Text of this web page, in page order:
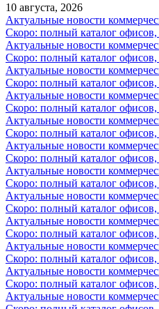
10 августа, 2026
Актуальные новости
Скоро: полный каталог
Актуальные новости
Скоро: полный каталог
Актуальные новости
Скоро: полный каталог
Актуальные новости
Скоро: полный каталог
Актуальные новости
Скоро: полный каталог
Актуальные новости
Скоро: полный каталог
Актуальные новости
Скоро: полный каталог
Актуальные новости
Скоро: полный каталог
Актуальные новости
Скоро: полный каталог
Актуальные новости
Скоро: полный каталог
Актуальные новости
Скоро: полный каталог
Актуальные новости